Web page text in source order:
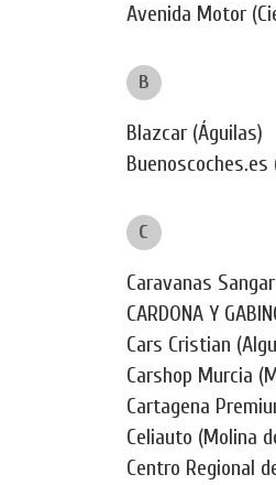
Avenida Motor
B
Blazcar (Águilas)
Buenoscoches.es
C
Caravanas
CARDONA Y
Cars Cristian
Carshop Murcia
Cartagena
Celiauto (Molina
Centro Regional